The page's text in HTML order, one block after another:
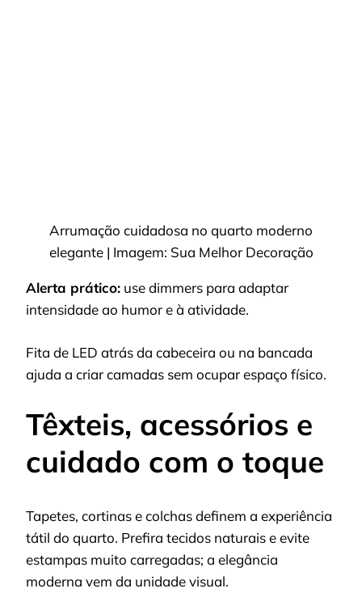
Arrumação cuidadosa no quarto moderno
elegante | Imagem: Sua Melhor Decoração
Alerta prático: use dimmers para adaptar
intensidade ao humor e à atividade.
Fita de LED atrás da cabeceira ou na bancada
ajuda a criar camadas sem ocupar espaço físico.
Têxteis, acessórios e
cuidado com o toque
Tapetes, cortinas e colchas definem a experiência
tátil do quarto. Prefira tecidos naturais e evite
estampas muito carregadas; a elegância
moderna vem da unidade visual.